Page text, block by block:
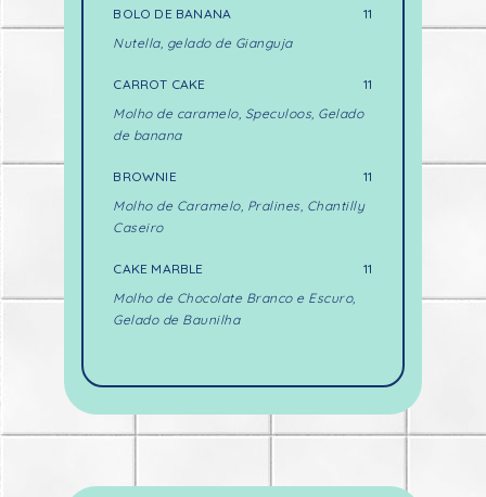
BOLO DE BANANA
11
Nutella, gelado de Gianguja
CARROT CAKE
11
Molho de caramelo, Speculoos, Gelado
de banana
BROWNIE
11
Molho de Caramelo, Pralines, Chantilly
Caseiro
CAKE MARBLE
11
Molho de Chocolate Branco e Escuro,
Gelado de Baunilha